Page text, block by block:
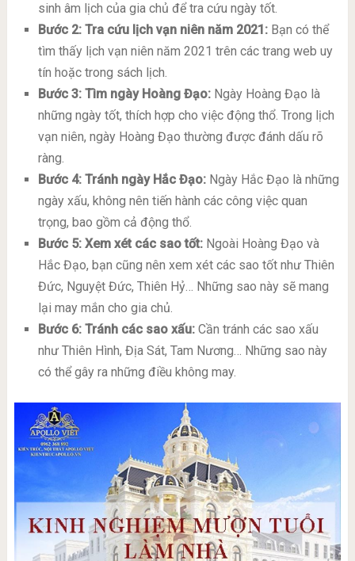
sinh âm lịch của gia chủ để tra cứu ngày tốt.
Bước 2: Tra cứu lịch vạn niên năm 2021:Bạn có thể
tìm thấy lịch vạn niên năm 2021 trên các trang web uy
tín hoặc trong sách lịch.
Bước 3: Tìm ngày Hoàng Đạo:Ngày Hoàng Đạo là
những ngày tốt, thích hợp cho việc động thổ. Trong lịch
vạn niên, ngày Hoàng Đạo thường được đánh dấu rõ
ràng.
Bước 4: Tránh ngày Hắc Đạo:Ngày Hắc Đạo là những
ngày xấu, không nên tiến hành các công việc quan
trọng, bao gồm cả động thổ.
Bước 5: Xem xét các sao tốt:Ngoài Hoàng Đạo và
Hắc Đạo, bạn cũng nên xem xét các sao tốt như Thiên
Đức, Nguyệt Đức, Thiên Hỷ… Những sao này sẽ mang
lại may mắn cho gia chủ.
Bước 6: Tránh các sao xấu:Cần tránh các sao xấu
như Thiên Hình, Địa Sát, Tam Nương… Những sao này
có thể gây ra những điều không may.